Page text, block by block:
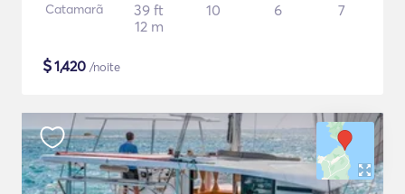
Catamarã
39 ft
12 m
10 6 7
$1,420 /noite